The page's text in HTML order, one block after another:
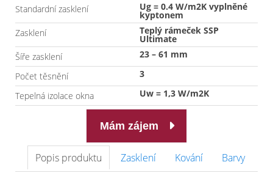
Standardní zasklení
Ug = 0.4 W/m2K vyplněné
kyptonem
Zasklení
Teplý rámeček SSP
Ultimate
Šíře zasklení
23 – 61 mm
Počet těsnění
3
Tepelná izolace okna
Uw = 1,3 W/m2K
Mám zájem
Popis produktu Zasklení Kování Barvy